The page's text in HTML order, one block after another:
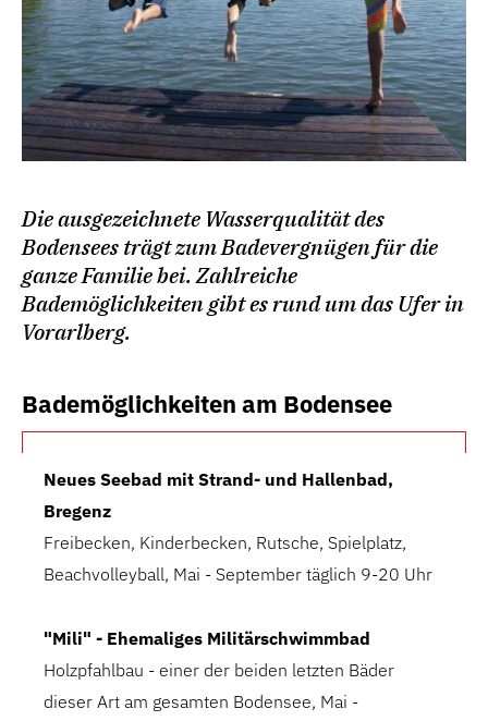
Die ausgezeichnete Wasserqualität des
Bodensees trägt zum Badevergnügen für die
ganze Familie bei. Zahlreiche
Bademöglichkeiten gibt es rund um das Ufer in
Vorarlberg.
Bademöglichkeiten am Bodensee
Neues Seebad mit Strand- und Hallenbad,
Bregenz
Freibecken, Kinderbecken, Rutsche, Spielplatz,
Beachvolleyball, Mai - September täglich 9-20 Uhr
"Mili" - Ehemaliges Militärschwimmbad
Holzpfahlbau - einer der beiden letzten Bäder
dieser Art am gesamten Bodensee, Mai -